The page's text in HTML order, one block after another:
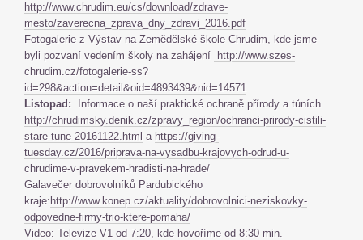
http://www.chrudim.eu/cs/download/zdrave-
mesto/zaverecna_zprava_dny_zdravi_2016.pdf
Fotogalerie z Výstav na Zemědělské škole Chrudim, kde jsme
byli pozvaní vedením školy na zahájení
http://www.szes-
chrudim.cz/fotogalerie-ss?
id=298&action=detail&oid=4893439&nid=14571
Listopad:
Informace o naší praktické ochraně přírody a tůních
http://chrudimsky.denik.cz/zpravy_region/ochranci-prirody-cistili-
stare-tune-20161122.html a https://giving-
tuesday.cz/2016/priprava-na-vysadbu-krajovych-odrud-u-
chrudime-v-pravekem-hradisti-na-hrade/
Galavečer dobrovolníků Pardubického
kraje: http://www.konep.cz/aktuality/dobrovolnici-neziskovky-
odpovedne-firmy-trio-ktere-pomaha/
Video: Televize V1 od 7:20, kde hovoříme od 8:30 min.